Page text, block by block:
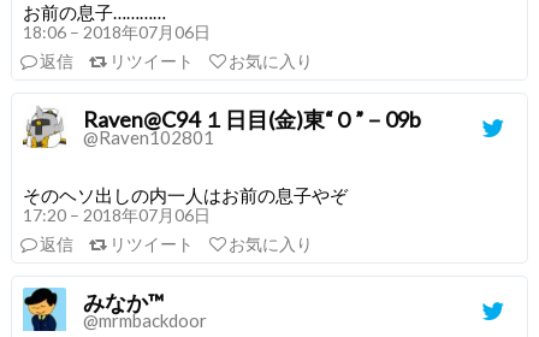
お前の息子…………
18:06 – 2018年07月06日
返信
リツイート お気に入り
Raven@C94 １日目(金)東“Ｏ”－09b
@Raven102801
そのヘソ出しの内一人はお前の息子やぞ
17:20 – 2018年07月06日
返信
リツイート お気に入り
みなか™
@mrmbackdoor